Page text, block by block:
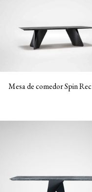
Mesa de comedor Spin Rec